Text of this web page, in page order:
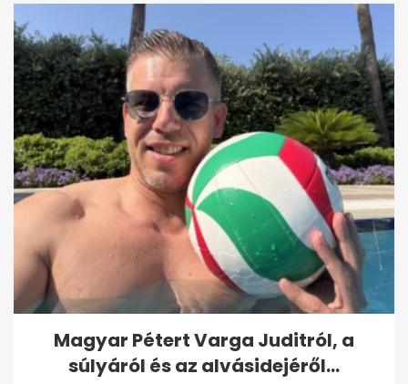
Magyar Pétert Varga Juditról, a
súlyáról és az alvásidejéről...